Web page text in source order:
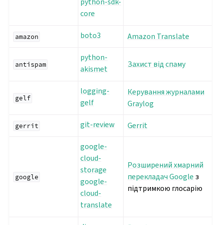
core
amazon boto3 Amazon Translate
antispam
python-
akismet
Захист від спаму
gelf
logging-
gelf
Керування журналами
Graylog
gerrit git-review Gerrit
google
google-
cloud-
storage
google-
cloud-
translate
Розширений хмарний
перекладач Google з
підтримкою глосарію